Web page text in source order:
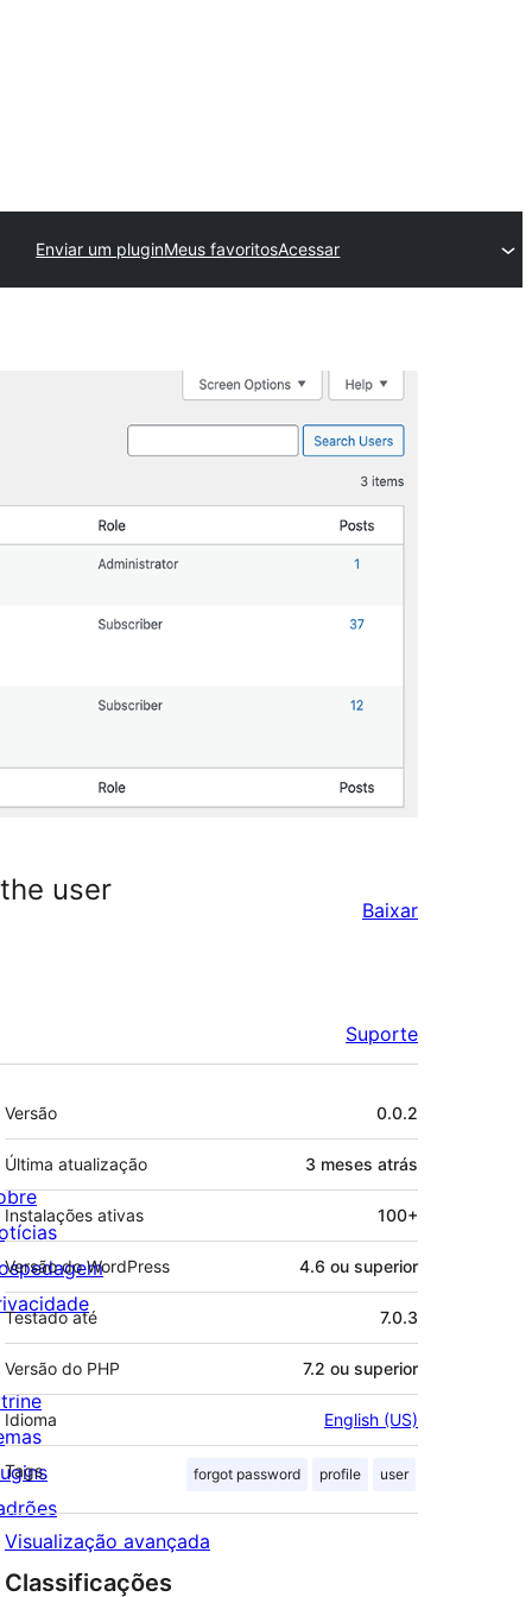
Enviar um pluginMeus favoritosAcessar
user
Baixar
Suporte
Meta
Versão 0.0.2
Última atualização 3 meses atrás
Instalações ativas 100+
Versão do WordPress 4.6 ou superior
Testado até 7.0.3
Versão do PHP 7.2 ou superior
Idioma English (US)
Tags forgot password profile user
Visualização avançada
Classificações